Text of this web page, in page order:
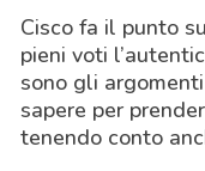
Cisco fa il punto
pieni voti
sono gli
sapere per
tenendo conto